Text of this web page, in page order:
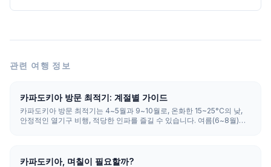
관련 여행 정보
카파도키아 방문 최적기: 계절별 가이드
카파도키아 방문 최적기는 4~5월과 9~10월로, 온화한 15~25°C의 낮,
안정적인 열기구 비행, 적당한 인파를 즐길 수 있습니다. 여름(6~8월)은
카파도키아, 며칠이 필요할까?